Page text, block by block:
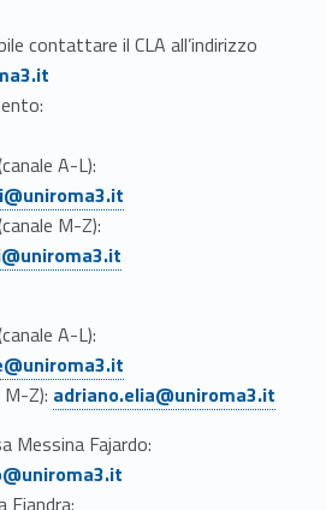
contattare il CLA all’indirizzo
A-L):
M-Z): Link identifier #identifier__16674-4
A-L):
M-Z): Link identifier #identifier__69188-6
adriano.elia@uniroma3.it
Messina Fajardo:
Fiandra: